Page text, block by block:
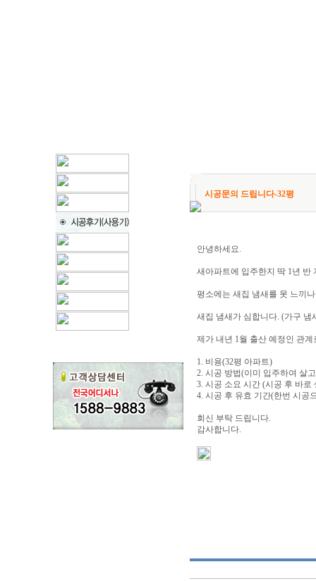
시공문의 드립니다-32평
안녕하세요.
새아파트에 입주한지 딱 1년 반
평소에는 새집 냄새를 못 느끼
새집 냄새가 심합니다. (가구 냄
제가 내년 1월 출산 예정인 관
1. 비용(32평 아파트)
2. 시공 방법(이미 입주하여 살
3. 시공 소요 시간 (시공 후 바
4. 시공 후 유효 기간(한번 시공
회신 부탁 드립니다.
감사합니다.